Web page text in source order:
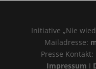
Initiative „Nie
Mailadresse:
Presse Kontakt:
Impressum I